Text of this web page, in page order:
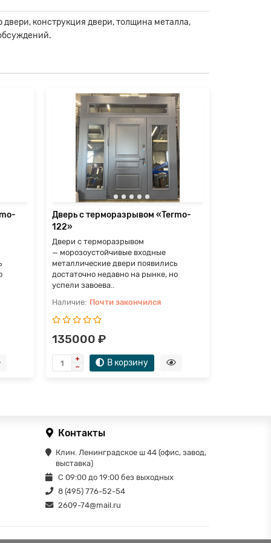
конструкция двери, толщина металла,
Дверь с терморазрывом «Termo-
122»
Двери с терморазрывом
— морозоустойчивые входные
металлические двери появились
достаточно недавно на рынке, но
успели завоева..
Почти закончился
135000 ₽
В корзину
Контакты
Клин. Ленинградское ш 44 (офис, завод,
выставка)
С 09:00 до 19:00 без выходных
8 (495) 776-52-54
2609-74@mail.ru